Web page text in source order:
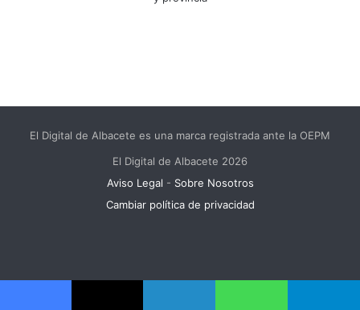
El Digital de Albacete es una marca registrada ante la OEPM
El Digital de Albacete 2026
Aviso Legal - Sobre Nosotros
Cambiar política de privacidad